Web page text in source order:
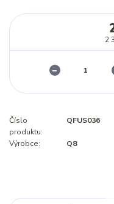
2
Číslo
produktu:
QFUS036
Výrobce: Q8